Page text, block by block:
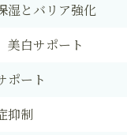
湿とバリア強化
美白サポート
ポート
抑制